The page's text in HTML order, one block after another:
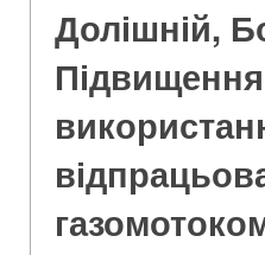
Долішній,